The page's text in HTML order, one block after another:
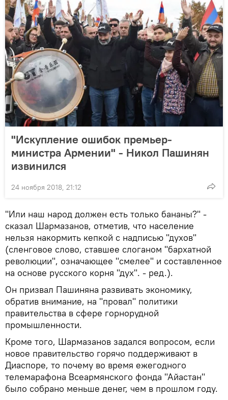
"Искупление ошибок премьер-
министра Армении" - Никол Пашинян
извинился
24 ноября 2018, 21:12
"Или наш народ должен есть только бананы?" -
сказал Шармазанов, отметив, что население
нельзя накормить кепкой с надписью "духов"
(сленговое слово, ставшее слоганом "бархатной
революции", означающее "смелее" и составленное
на основе русского корня "дух". - ред.).
Он призвал Пашиняна развивать экономику,
обратив внимание, на "провал" политики
правительства в сфере горнорудной
промышленности.
Кроме того, Шармазанов задался вопросом, если
новое правительство горячо поддерживают в
Диаспоре, то почему во время ежегодного
телемарафона Всеармянского фонда "Айастан"
было собрано меньше денег, чем в прошлом году.